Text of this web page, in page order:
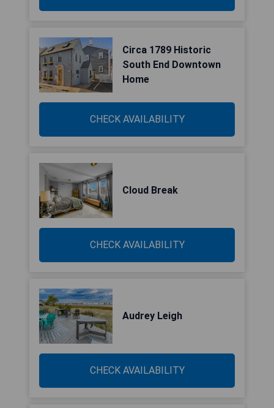
Circa 1789 Historic
South End Downtown
Home
CHECK AVAILABILITY
Cloud Break
CHECK AVAILABILITY
Audrey Leigh
CHECK AVAILABILITY